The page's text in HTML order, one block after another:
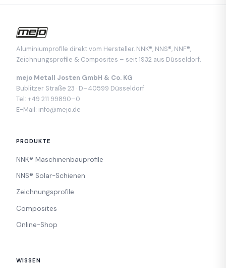
Aluminiumprofile direkt vom Hersteller. NNK®, NNS®, NNF®,
Zeichnungsprofile & Composites – seit 1932 aus Düsseldorf.
mejo Metall Josten GmbH & Co. KG
Bublitzer Straße 23 · D–40599 Düsseldorf
Tel: +49 211 99890–0
E-Mail: info@mejo.de
PRODUKTE
NNK® Maschinenbauprofile
NNS® Solar-Schienen
Zeichnungsprofile
Composites
Online-Shop
WISSEN